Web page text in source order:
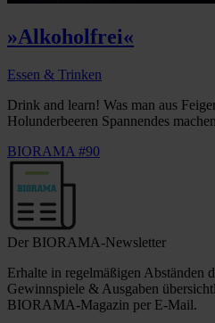
»Alkoholfrei«
Essen & Trinken
Drink and learn! Was man aus
Holunderbeeren Spannendes
BIORAMA #90
Der BIORAMA-Newsletter
Erhalte in regelmäßigen Abständen
Gewinnspiele & Ausgaben
BIORAMA-Magazin per E-Mail.